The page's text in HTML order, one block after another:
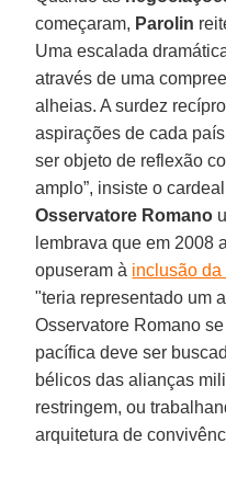
começaram, Parolin
Uma escalada
através de uma
alheias. A surdez
aspirações de cada
ser objeto de reflexão
amplo”, insiste o
Osservatore Romano
lembrava que em 2008 a
opuseram à inclusão da
"teria representado um
Osservatore Romano
pacífica deve ser
bélicos das alianças
restringem, ou
arquitetura de